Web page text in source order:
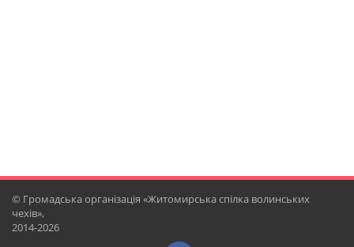
© Громадська організація «Житомирська спілка волинських
чехів»,
2014-2026